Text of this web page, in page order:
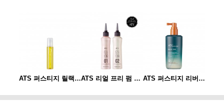
ATS 퍼스티지 릴랙싱 스파오일 10ml ATS 리얼 프리 펌 1제/2제 ATS 퍼스티지 리버시 토닉 140ml